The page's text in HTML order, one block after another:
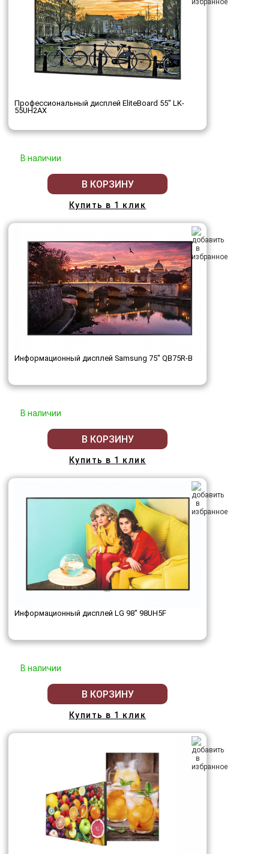
Профессиональный дисплей EliteBoard 55" LK-
55UH2AX
В наличии
В КОРЗИНУ
Купить в 1 клик
Информационный дисплей Samsung 75" QB75R-B
В наличии
В КОРЗИНУ
Купить в 1 клик
Информационный дисплей LG 98" 98UH5F
В наличии
В КОРЗИНУ
Купить в 1 клик